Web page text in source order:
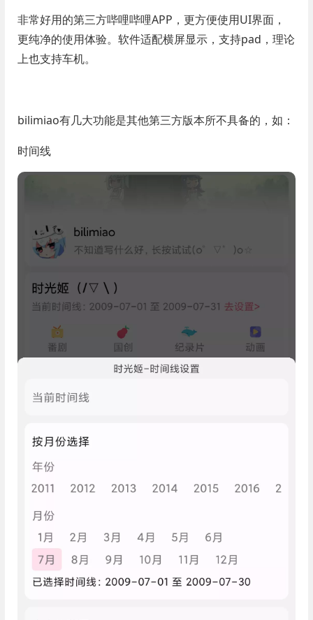
非常好用的第三方哔哩哔哩APP，更方便使用UI界面，
更纯净的使用体验。软件适配横屏显示，支持pad，理论
上也支持车机。
bilimiao有几大功能是其他第三方版本所不具备的，如：
时间线